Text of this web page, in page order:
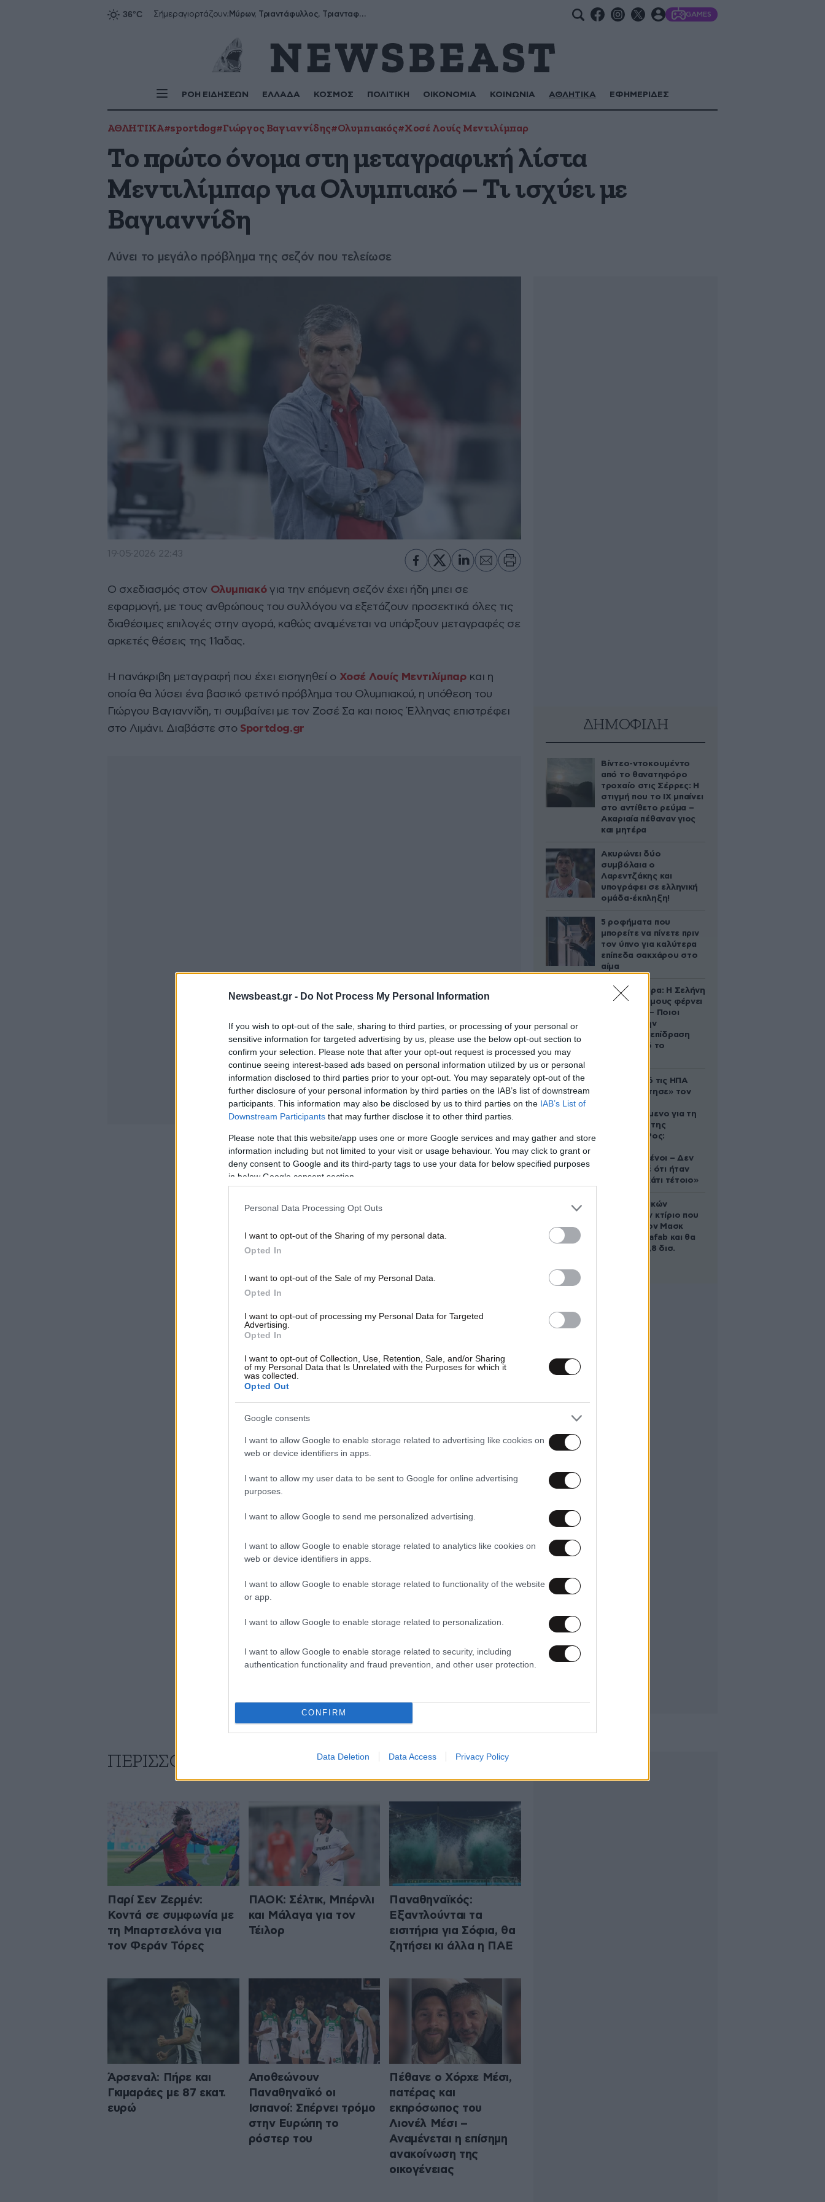
Newsbeast.gr - Do Not Process My Personal Information
If you wish to opt-out of the sale, sharing to third parties, or processing of your personal or
sensitive information for targeted advertising by us, please use the below opt-out section to
confirm your selection. Please note that after your opt-out request is processed you may
continue seeing interest-based ads based on personal information utilized by us or personal
information disclosed to third parties prior to your opt-out. You may separately opt-out of the
further disclosure of your personal information by third parties on the IAB’s list of downstream
participants. This information may also be disclosed by us to third parties on the IAB’s List of
Downstream Participants that may further disclose it to other third parties.
Please note that this website/app uses one or more Google services and may gather and store
information including but not limited to your visit or usage behaviour. You may click to grant or
deny consent to Google and its third-party tags to use your data for below specified purposes
in below Google consent section.
Personal Data Processing Opt Outs
I want to opt-out of the Sharing of my personal data.
Opted In
I want to opt-out of the Sale of my Personal Data.
Opted In
I want to opt-out of processing my Personal Data for Targeted
Advertising.
Opted In
I want to opt-out of Collection, Use, Retention, Sale, and/or Sharing
of my Personal Data that Is Unrelated with the Purposes for which it
was collected.
Opted Out
Google consents
I want to allow Google to enable storage related to advertising like cookies on
web or device identifiers in apps.
I want to allow my user data to be sent to Google for online advertising
purposes.
I want to allow Google to send me personalized advertising.
I want to allow Google to enable storage related to analytics like cookies on
web or device identifiers in apps.
I want to allow Google to enable storage related to functionality of the website
or app.
I want to allow Google to enable storage related to personalization.
I want to allow Google to enable storage related to security, including
authentication functionality and fraud prevention, and other user protection.
CONFIRM
Data Deletion Data Access Privacy Policy
Σήμεραγιορτάζουν: Μύρων, Τριαντάφυλλος, Τριανταφυλλιά, Φυλλιώ, Ρόζα GAMES
ΡΟΗ ΕΙΔΗΣΕΩΝ ΕΛΛΑΔΑ ΚΟΣΜΟΣ ΠΟΛΙΤΙΚΗ ΟΙΚΟΝΟΜΙΑ ΚΟΙΝΩΝΙΑ ΑΘΛΗΤΙΚΑ ΕΦΗΜΕΡΙΔΕΣ
ΑΘΛΗΤΙΚΑ#sportdog#Γιώργος Βαγιαννίδης#Ολυμπιακός#Χοσέ Λουίς Μεντιλίμπαρ
Το πρώτο όνομα στη μεταγραφική λίστα
Μεντιλίμπαρ για Ολυμπιακό – Τι ισχύει με
Βαγιαννίδη
Λύνει το μεγάλο πρόβλημα της σεζόν που τελείωσε
19·05·2026 22:43
Ο σχεδιασμός στον Ολυμπιακό για την επόμενη σεζόν έχει ήδη μπει σε
εφαρμογή, με τους ανθρώπους του συλλόγου να εξετάζουν προσεκτικά όλες τις
διαθέσιμες επιλογές στην αγορά, καθώς αναμένεται να υπάρξουν μεταγραφές σε
αρκετές θέσεις της 11αδας.
Η πανάκριβη μεταγραφή που έχει εισηγηθεί ο Χοσέ Λουίς Μεντιλίμπαρ και η
οποία θα λύσει ένα βασικό φετινό πρόβλημα του Ολυμπιακού, η υπόθεση του
Γιώργου Βαγιαννίδη, τι συμβαίνει με τον Ζοσέ Σα και ποιος Έλληνας επιστρέφει
στο Λιμάνι. Διαβάστε στο Sportdog.gr ΔΗΜΟΦΙΛΗ
Βίντεο-ντοκουμέντο
από το θανατηφόρο
τροχαίο στις Σέρρες: Η
στιγμή που το ΙΧ μπαίνει
στο αντίθετο ρεύμα –
Ακαριαία πέθαναν γιος
και μητέρα
Ακυρώνει δύο
συμβόλαια ο
Λαρεντζάκης και
υπογράφει σε ελληνική
ομάδα-έκπληξη!
5 ροφήματα που
μπορείτε να πίνετε πριν
τον ύπνο για καλύτερα
επίπεδα σακχάρου στο
αίμα
Ζώδια σήμερα: Η Σελήνη
στους Διδύμους φέρνει
ανατροπές – Ποιοι
δέχονται την
ευεργετική επίδραση
του Δία από το
Ζευγάρι από τις ΗΠΑ
που «υιοθέτησε» τον
κατηγορούμενο για τη
δολοφονία της
Ελίζαμπεθ Ρος:
συντετριμμένοι – Δεν
έδειξε ποτέ ότι ήταν
ικανός για κάτι τέτοιο»
Το φαραωνικών
διαστάσεων κτίριο που
χτίζει ο Έλον Μασκ
λέγεται Terafab και θα
κοστίσει 16,8 δισ.
ΠΕΡΙΣΣΟΤΕΡΑ ΑΠΟ ΤA ΑΘΛΗΤΙΚΑ ΟΛΑ ΤΑ ΑΡΘΡΑ
Παρί Σεν Ζερμέν:
Κοντά σε συμφωνία με
τη Μπαρτσελόνα για
τον Φεράν Τόρες
ΠΑΟΚ: Σέλτικ, Μπέρνλι
και Μάλαγα για τον
Τέιλορ
Παναθηναϊκός:
Εξαντλούνται τα
εισιτήρια για Σόφια, θα
ζητήσει κι άλλα η ΠΑΕ
Άρσεναλ: Πήρε και
Γκιμαράες με 87 εκατ.
ευρώ
Αποθεώνουν
Παναθηναϊκό οι
Ισπανοί: Σπέρνει τρόμο
στην Ευρώπη το
ρόστερ του
Πέθανε ο Χόρχε Μέσι,
πατέρας και
εκπρόσωπος του
Λιονέλ Μέσι –
Αναμένεται η επίσημη
ανακοίνωση της
οικογένειας